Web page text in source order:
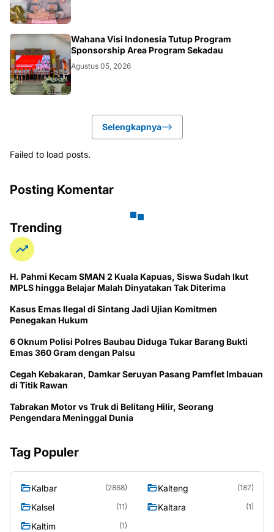
KALBAR
Wahana Visi Indonesia Tutup Program
Sponsorship Area Program Sekadau
Agustus 05, 2026
Selengkapnya
Failed to load posts.
Posting Komentar
Trending
H. Pahmi Kecam SMAN 2 Kuala Kapuas, Siswa Sudah Ikut
MPLS hingga Belajar Malah Dinyatakan Tak Diterima
Kasus Emas Ilegal di Sintang Jadi Ujian Komitmen
Penegakan Hukum
6 Oknum Polisi Polres Baubau Diduga Tukar Barang Bukti
Emas 360 Gram dengan Palsu
Cegah Kebakaran, Damkar Seruyan Pasang Pamflet Imbauan
di Titik Rawan
Tabrakan Motor vs Truk di Belitang Hilir, Seorang
Pengendara Meninggal Dunia
Tag Populer
Kalbar (2868) Kalteng (187)
Kalsel (11) Kaltara (1)
Kaltim (1)